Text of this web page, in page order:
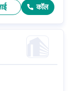
तक कमा सकते हैं।
प्रोसेस जैसी स्किल्स
कॉल